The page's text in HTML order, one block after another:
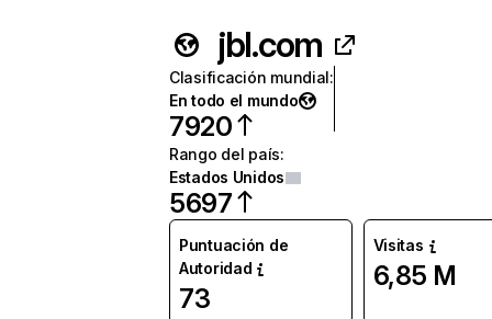
jbl.com
Clasificación mundial:
En todo el mundo
7920
Rango del país:
Estados Unidos
5697
Puntuación de
Autoridad
73
Visitas
6,85 M